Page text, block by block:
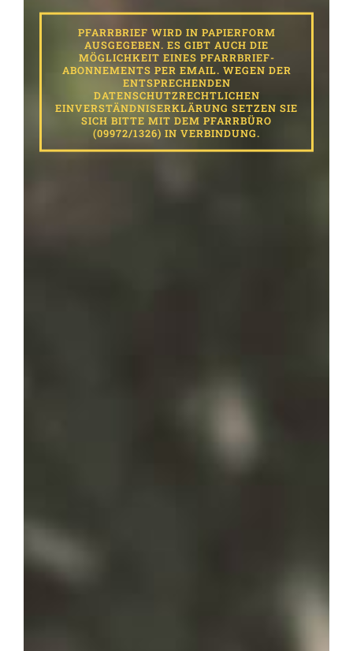
PFARRBRIEF WIRD IN PAPIERFORM
AUSGEGEBEN. ES GIBT AUCH DIE
MÖGLICHKEIT EINES PFARRBRIEF-
ABONNEMENTS PER EMAIL. WEGEN DER
ENTSPRECHENDEN
DATENSCHUTZRECHTLICHEN
EINVERSTÄNDNISERKLÄRUNG SETZEN SIE
SICH BITTE MIT DEM PFARRBÜRO
(09972/1326) IN VERBINDUNG.